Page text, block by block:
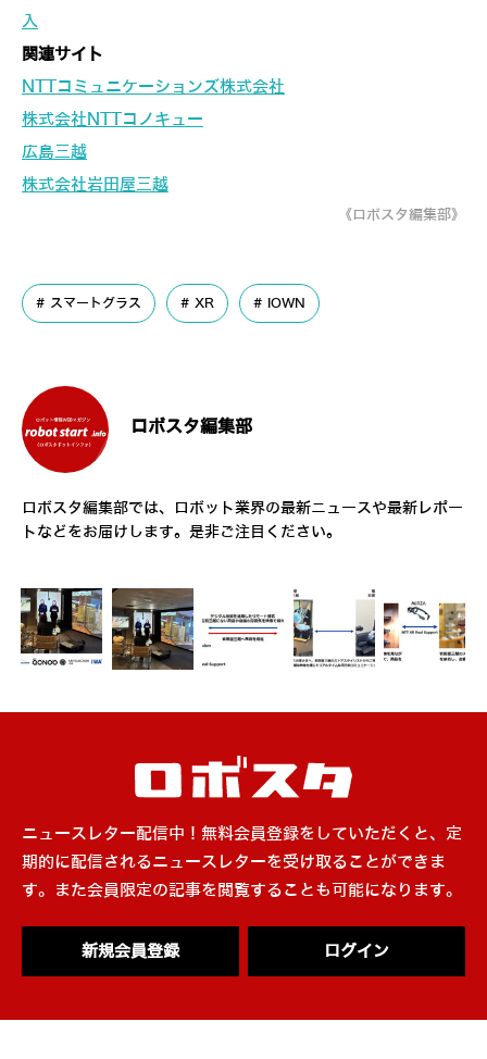
入
関連サイト
NTTコミュニケーションズ株式会社
株式会社NTTコノキュー
広島三越
株式会社岩田屋三越
《ロボスタ編集部》
スマートグラス XR IOWN
ロボスタ編集部
ロボスタ編集部では、ロボット業界の最新ニュースや最新レポー
トなどをお届けします。是非ご注目ください。
ニュースレター配信中！無料会員登録をしていただくと、定
期的に配信されるニュースレターを受け取ることができま
す。また会員限定の記事を閲覧することも可能になります。
新規会員登録 ログイン